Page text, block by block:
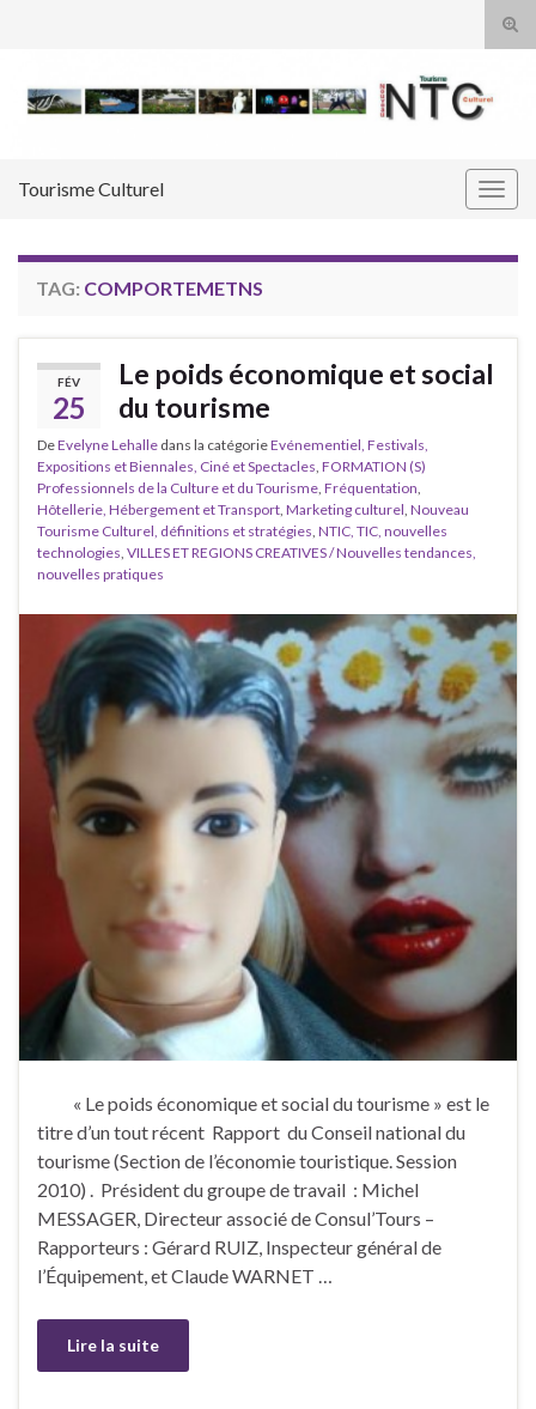
Tourisme Culturel
TAG: COMPORTEMETNS
FÉV
25
Le poids économique et social
du tourisme
DeEvelyne Lehalle dans la catégorieEvénementiel, Festivals,
Expositions et Biennales, Ciné et Spectacles, FORMATION (S)
Professionnels de la Culture et du Tourisme, Fréquentation,
Hôtellerie, Hébergement et Transport, Marketing culturel, Nouveau
Tourisme Culturel, définitions et stratégies, NTIC, TIC, nouvelles
technologies, VILLES ET REGIONS CREATIVES / Nouvelles tendances,
nouvelles pratiques
« Le poids économique et social du tourisme » est le
titre d’un tout récent Rapport du Conseil national du
tourisme (Section de l’économie touristique. Session
2010) . Président du groupe de travail : Michel
MESSAGER, Directeur associé de Consul’Tours –
Rapporteurs : Gérard RUIZ, Inspecteur général de
l’Équipement, et Claude WARNET …
Lire la suite